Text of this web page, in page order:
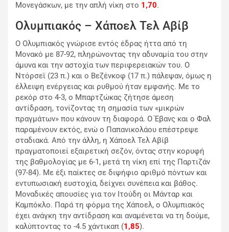
Μονεγάσκων, με την απλή νίκη στο 1,70.
Ολυμπιακός – Χάποελ Τελ Αβίβ
Ο Ολυμπιακός γνώρισε εντός έδρας ήττα από τη
Μονακό με 87-92, πληρώνοντας την αδυναμία του στην
άμυνα και την αστοχία των περιφερειακών του. Ο
Ντόρσεϊ (23 π.) και ο Βεζένκοφ (17 π.) πάλεψαν, όμως η
έλλειψη ενέργειας και ρυθμού ήταν εμφανής. Με το
ρεκόρ στο 4-3, ο Μπαρτζώκας ζήτησε άμεση
αντίδραση, τονίζοντας τη σημασία των «μικρών
πραγμάτων» που κάνουν τη διαφορά. Ο Έβανς και ο Φαλ
παραμένουν εκτός, ενώ ο Παπανικολάου επέστρεψε
σταδιακά. Από την άλλη, η Χάποελ Τελ Αβίβ
πραγματοποιεί εξαιρετική σεζόν, όντας στην κορυφή
της βαθμολογίας με 6-1, μετά τη νίκη επί της Παρτιζάν
(97-84). Με έξι παίκτες σε διψήφιο αριθμό πόντων και
εντυπωσιακή ευστοχία, δείχνει συνέπεια και βάθος.
Μοναδικές απουσίες για τον Ιτούδη οι Μάνταρ και
Καμπόκλο. Παρά τη φόρμα της Χάποελ, ο Ολυμπιακός
έχει ανάγκη την αντίδραση και αναμένεται να τη δούμε,
καλύπτοντας το -4.5 χάντικαπ (1,85).